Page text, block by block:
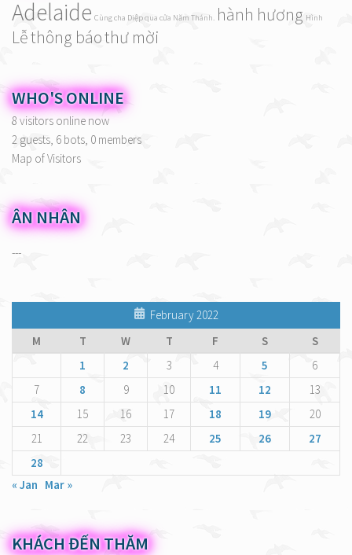
Adelaide Cùng cha Diệp qua cửa Năm Thánh. hành hương Hình
Lễthông báothư mời
WHO'S ONLINE
8 visitors online now
2 guests, 6 bots, 0 members
Map of Visitors
ÂN NHÂN
---
February 2022
M
T W T F S
S
1
2 3 4 5
6
7
8 9 10 11 12
13
14
15 16 17 18 19
20
21
22 23 24 25 26
27
28
« Jan Mar »
KHÁCH ĐẾN THĂM